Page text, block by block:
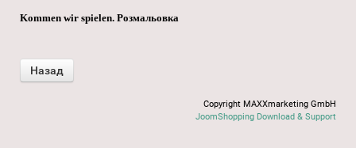
Kommen wir spielen. Розмальовка
Copyright MAXXmarketing GmbH
JoomShopping Download & Support